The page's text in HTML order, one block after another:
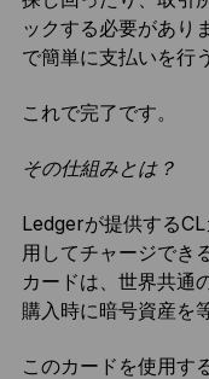
ックする必要があり
で簡単に支払いを行
これで完了です。
その仕組みとは？
Ledgerが提供する
用してチャージでき
カードは、世界共通
購入時に暗号資産を
このカードを使用す